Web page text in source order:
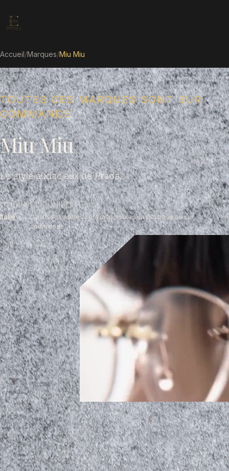
Accueil/Marques/Miu Miu
TOUTES CES MARQUES SONT SUR
COMMANDE
Miu Miu
Le style audacieux de Prada.
ORIGINE
Italie
DISPONIBILITÉ
D’autres modèles sont disponibles en boutique ou sur
commande